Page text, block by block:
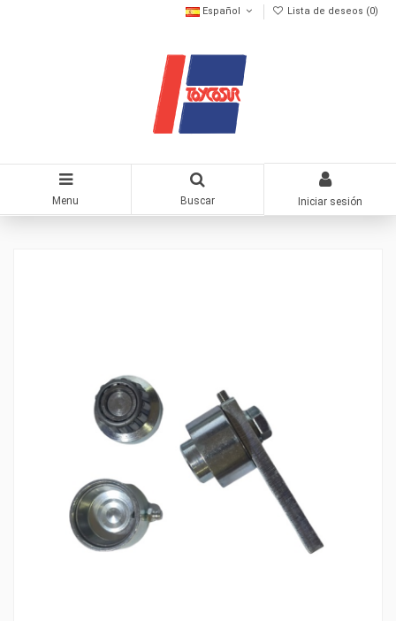
Español Lista de deseos (0)
Menu Buscar Iniciar sesión